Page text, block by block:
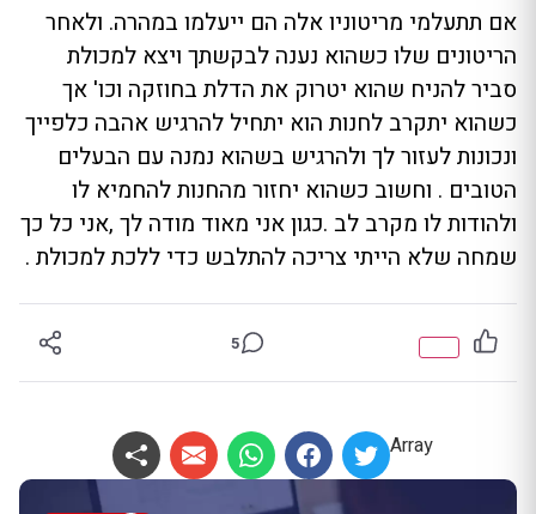
אם תתעלמי מריטוניו אלה הם ייעלמו במהרה. ולאחר
הריטונים שלו כשהוא נענה לבקשתך ויצא למכולת
סביר להניח שהוא יטרוק את הדלת בחוזקה וכו' אך
כשהוא יתקרב לחנות הוא יתחיל להרגיש אהבה כלפייך
ונכונות לעזור לך ולהרגיש בשהוא נמנה עם הבעלים
הטובים . וחשוב כשהוא יחזור מהחנות להחמיא לו
ולהודות לו מקרב לב .כגון אני מאוד מודה לך ,אני כל כך
שמחה שלא הייתי צריכה להתלבש כדי ללכת למכולת .
5
Array